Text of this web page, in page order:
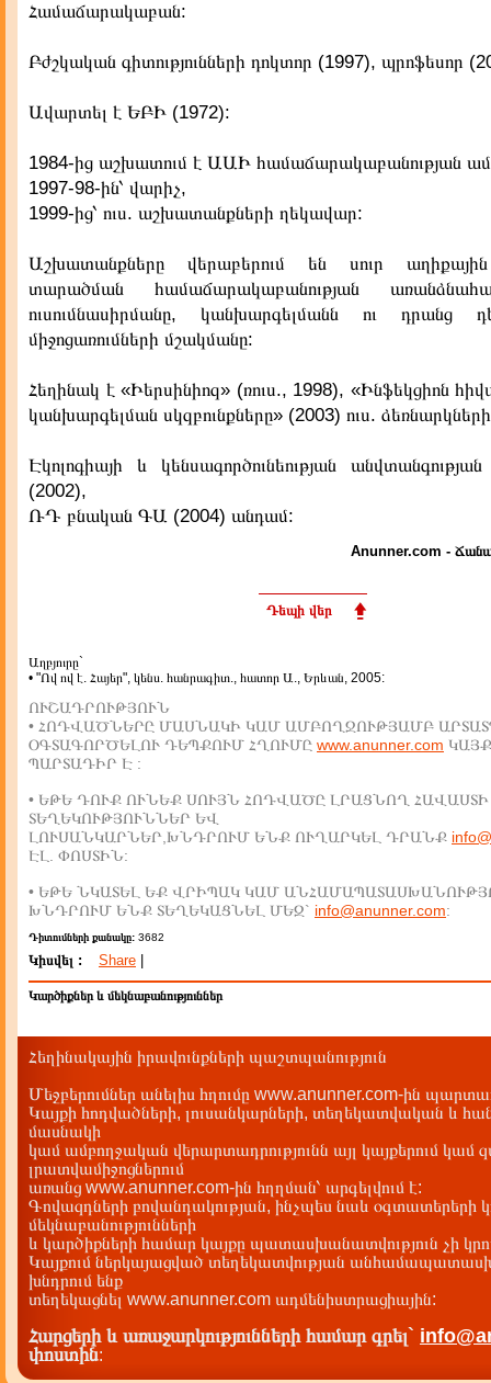
Համաճարակաբան:
Բժշկական գիտությունների դոկտոր (1997), պրոֆեսոր
Ավարտել է ԵԲԻ (1972):
1984-ից աշխատում է ԱԱԻ համաճարակաբանության
1997-98-ին՝ վարիչ,
1999-ից՝ ուս. աշխատանքների ղեկավար:
Աշխատանքները վերաբերում են սուր
տարածման համաճարակաբանության
ուսումնասիրմանը, կանխարգելմանն ու դրանց
միջոցառումների մշակմանը:
Հեղինակ է «Իերսինիոզ» (ռուս., 1998), «Ինֆեկցիոն
կանխարգելման սկզբունքները» (2003) ուս.
Էկոլոգիայի և կենսագործունեության
(2002),
ՌԴ բնական ԳԱ (2004) անդամ:
Anunner.com -
Դեպի վեր
Աղբյուրը`
• "Ով ով է. Հայեր", կենս. հանրագիտ., հատոր Ա., Երևան, 2005:
ՈՒՇԱԴՐՈՒԹՅՈՒՆ
• ՀՈԴՎԱԾՆԵՐԸ ՄԱՍՆԱԿԻ ԿԱՄ ԱՄԲՈՂՋՈՒԹՅԱՄԲ
ՕԳՏԱԳՈՐԾԵԼՈՒ ԴԵՊՔՈՒՄ ՀՂՈՒՄԸ www.anunner.com
ՊԱՐՏԱԴԻՐ Է :
• ԵԹԵ ԴՈՒՔ ՈՒՆԵՔ ՍՈՒՅՆ ՀՈԴՎԱԾԸ ԼՐԱՑՆՈՂ ՀԱՎԱՍՏԻ
ՏԵՂԵԿՈՒԹՅՈՒՆՆԵՐ ԵՎ
ԼՈՒՍԱՆԿԱՐՆԵՐ,ԽՆԴՐՈՒՄ ԵՆՔ ՈՒՂԱՐԿԵԼ ԴՐԱՆՔ
ԷԼ. ՓՈՍՏԻՆ:
• ԵԹԵ ՆԿԱՏԵԼ ԵՔ ՎՐԻՊԱԿ ԿԱՄ
ԽՆԴՐՈՒՄ ԵՆՔ ՏԵՂԵԿԱՑՆԵԼ ՄԵԶ` info@anunner.com:
Դիտումների քանակը: 3682
Կիսվել : Share
Կարծիքներ և մեկնաբանություններ
Հեղինակային իրավունքների պաշտպանություն
Մեջբերումներ անելիս հղումը www.anunner.com-ին
Կայքի հոդվածների, լուսանկարների, տեղեկատվական և
մասնակի
կամ ամբողջական վերարտադրությունն այլ կայքերում կամ
լրատվամիջոցներում
առանց www.anunner.com-ին հղղման՝ արգելվում է:
Գովազդների բովանդակության, ինչպես նաև օգտատերերի
մեկնաբանությունների
և կարծիքների համար կայքը պատասխանատվություն չի
Կայքում ներկայացված տեղեկատվության
խնդրում ենք
տեղեկացնել www.anunner.com ադմենիստրացիային:
Հարցերի և առաջարկությունների համար գրել`
փոստին: